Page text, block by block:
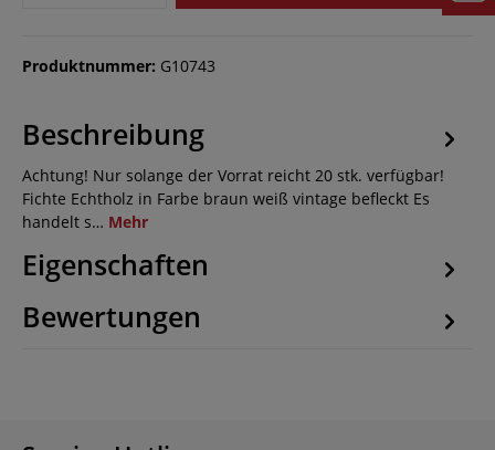
Produktnummer: G10743
Beschreibung
Achtung! Nur solange der Vorrat reicht 20 stk. verfügbar!
Fichte Echtholz in Farbe braun weiß vintage befleckt Es
handelt s… Mehr
Eigenschaften
Bewertungen